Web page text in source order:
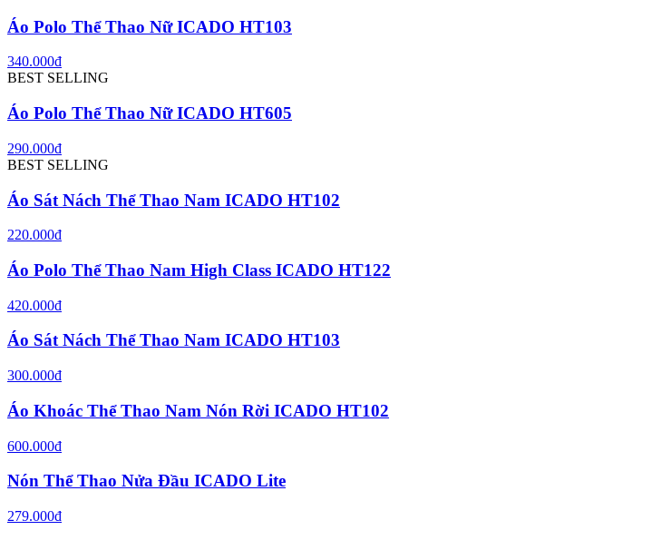
Áo Polo Thể Thao Nữ ICADO HT103
340.000đ
BEST SELLING
Áo Polo Thể Thao Nữ ICADO HT605
290.000đ
BEST SELLING
Áo Sát Nách Thể Thao Nam ICADO HT102
220.000đ
Áo Polo Thể Thao Nam High Class ICADO HT122
420.000đ
Áo Sát Nách Thể Thao Nam ICADO HT103
300.000đ
Áo Khoác Thể Thao Nam Nón Rời ICADO HT102
600.000đ
Nón Thể Thao Nửa Đầu ICADO Lite
279.000đ